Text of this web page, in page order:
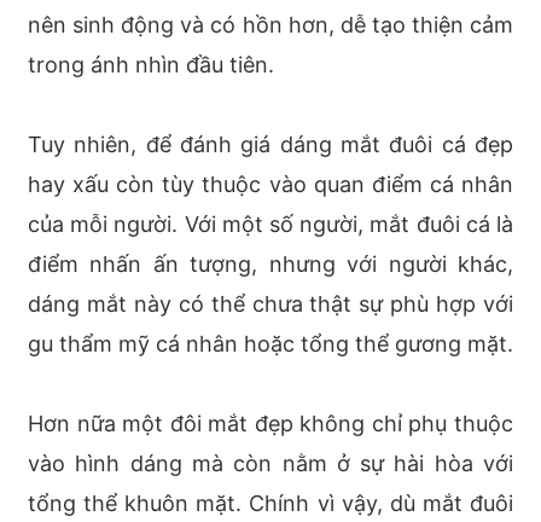
nên sinh động và có hồn hơn, dễ tạo thiện cảm
trong ánh nhìn đầu tiên.
Tuy nhiên, để đánh giá dáng mắt đuôi cá đẹp
hay xấu còn tùy thuộc vào quan điểm cá nhân
của mỗi người. Với một số người, mắt đuôi cá là
điểm nhấn ấn tượng, nhưng với người khác,
dáng mắt này có thể chưa thật sự phù hợp với
gu thẩm mỹ cá nhân hoặc tổng thể gương mặt.
Hơn nữa một đôi mắt đẹp không chỉ phụ thuộc
vào hình dáng mà còn nằm ở sự hài hòa với
tổng thể khuôn mặt. Chính vì vậy, dù mắt đuôi